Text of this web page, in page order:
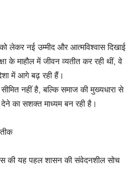
लेकर नई उम्मीद और आत्मविश्वास दिखाई
के माहौल में जीवन व्यतीत कर रही थीं, वे
में आगे बढ़ रही हैं।
नहीं है, बल्कि समाज की मुख्यधारा से
का सशक्त माध्यम बन रही है।
की यह पहल शासन की संवेदनशील सोच